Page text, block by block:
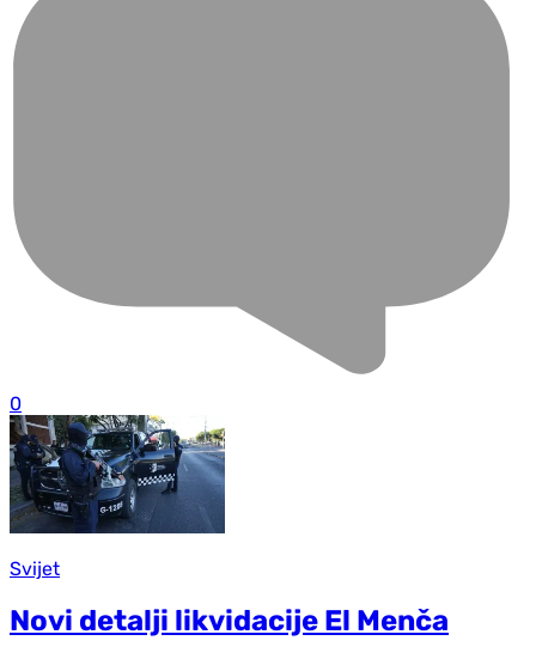
0
Svijet
Novi detalji likvidacije El Menča